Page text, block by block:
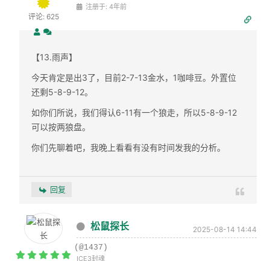
评论: 625
注册于: 4年前
【13.雨声】
今天肯定是出3了，目前2-7-13金水，1咖啡豆。外置位
还剩5-8-9-12。
如你们所说，我们得认6-11有一个狼走，所以5-8-9-12
可以按两狼盘。
你们先聊着吧，我晚上看看有没有时间发我的分析。
回复
松鼠探长
2025-08-14 14:44
(@1437)
ICE3封魂